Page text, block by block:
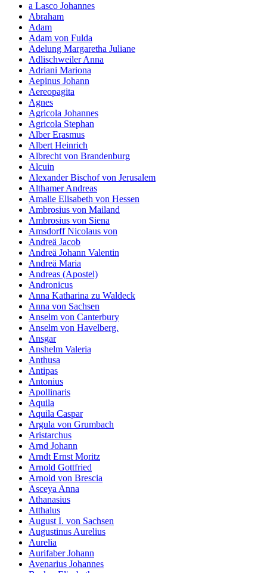
a Lasco Johannes
Abraham
Adam
Adam von Fulda
Adelung Margaretha Juliane
Adlischweiler Anna
Adriani Mariona
Aepinus Johann
Aereopagita
Agnes
Agricola Johannes
Agricola Stephan
Alber Erasmus
Albert Heinrich
Albrecht von Brandenburg
Alcuin
Alexander Bischof von Jerusalem
Althamer Andreas
Amalie Elisabeth von Hessen
Ambrosius von Mailand
Ambrosius von Siena
Amsdorff Nicolaus von
Andreä Jacob
Andreä Johann Valentin
Andreä Maria
Andreas (Apostel)
Andronicus
Anna Katharina zu Waldeck
Anna von Sachsen
Anselm von Canterbury
Anselm von Havelberg.
Ansgar
Anshelm Valeria
Anthusa
Antipas
Antonius
Apollinaris
Aquila
Aquila Caspar
Argula von Grumbach
Aristarchus
Arnd Johann
Arndt Ernst Moritz
Arnold Gottfried
Arnold von Brescia
Asceya Anna
Athanasius
Atthalus
August I. von Sachsen
Augustinus Aurelius
Aurelia
Aurifaber Johann
Avenarius Johannes